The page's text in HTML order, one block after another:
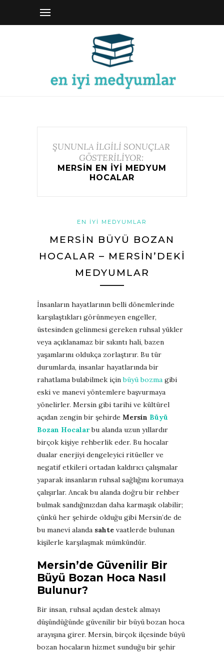
ŞUNUNLA İLGİLİ SONUÇLAR
GÖSTERİLİYOR:
MERSIN EN IYI MEDYUM
HOCALAR
EN İYI MEDYUMLAR
MERSIN BÜYÜ BOZAN
HOCALAR – MERSIN’DEKI
MEDYUMLAR
İnsanların hayatlarının belli dönemlerinde
karşılaştıkları görünmeyen engeller,
üstesinden gelinmesi gereken ruhsal yükler
veya açıklanamaz bir sıkıntı hali, bazen
yaşamlarını oldukça zorlaştırır. Bu tür
durumlarda, insanlar hayatlarında bir
rahatlama bulabilmek içinbüyü bozma gibi
eski ve manevi yöntemlere başvurmaya
yönelirler. Mersin gibi tarihi ve kültürel
açıdan zengin bir şehirde Mersin Büyü
Bozan Hocalarbu alanda uzun yıllardır
birçok kişiye rehberlik eder. Bu hocalar
dualar enerjiyi dengeleyici ritüeller ve
negatif etkileri ortadan kaldırıcı çalışmalar
yaparak insanların ruhsal sağlığını korumaya
çalışırlar. Ancak bu alanda doğru bir rehber
bulmak sandığınızdan daha karmaşık olabilir;
çünkü her şehirde olduğu gibi Mersin’de de
bu manevi alanda sahte vaatlerde bulunan
kişilerle karşılaşmak mümkündür.
Mersin’de Güvenilir Bir
Büyü Bozan Hoca Nasıl
Bulunur?
Bir insan, ruhsal açıdan destek almayı
düşündüğünde güvenilir bir büyü bozan hoca
arayışına girer. Mersin, birçok ilçesinde büyü
bozan hocaların hizmet sunduğu bir şehir